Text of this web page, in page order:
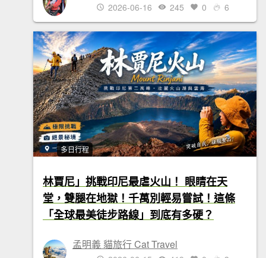
2026-06-16 245 0 6
多日行程
林賈尼」挑戰印尼最虐火山！ 眼睛在天
堂，雙腿在地獄！千萬別輕易嘗試！這條
「全球最美徒步路線」到底有多硬？
孟明義 貓旅行 Cat Travel